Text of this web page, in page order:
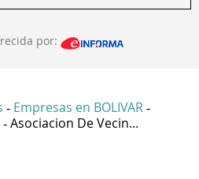
por:
- Empresas en BOLIVAR -
- Asociacion De Vecin...